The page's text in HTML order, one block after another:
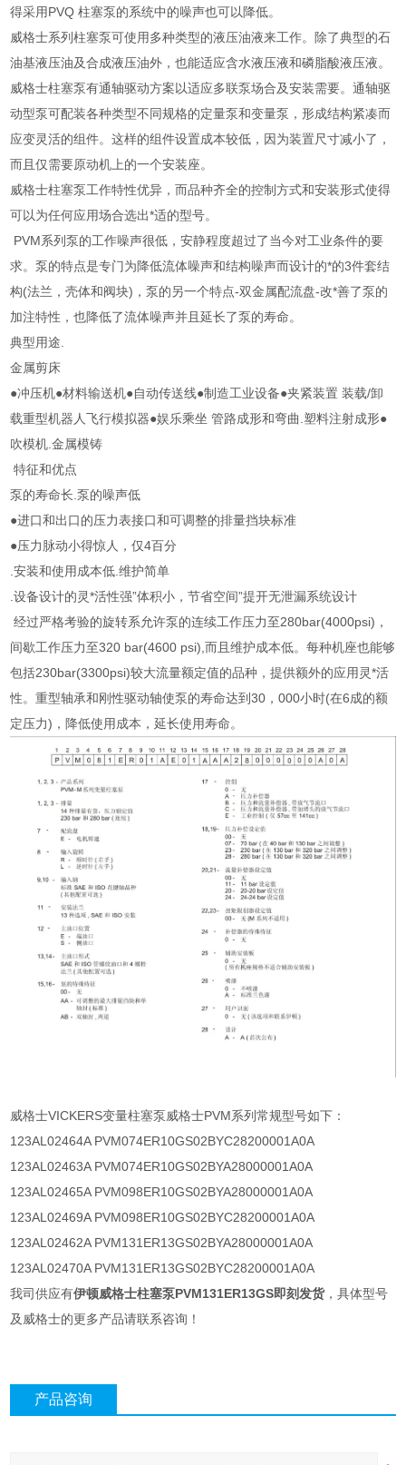
得采用PVQ 柱塞泵的系统中的噪声也可以降低。
威格士系列柱塞泵可使用多种类型的液压油液来工作。除了典型的石
油基液压油及合成液压油外，也能适应含水液压液和磷脂酸液压液。
威格士柱塞泵有通轴驱动方案以适应多联泵场合及安装需要。通轴驱
动型泵可配装各种类型不同规格的定量泵和变量泵，形成结构紧凑而
应变灵活的组件。这样的组件设置成本较低，因为装置尺寸减小了，
而且仅需要原动机上的一个安装座。
威格士柱塞泵工作特性优异，而品种齐全的控制方式和安装形式使得
可以为任何应用场合选出*适的型号。
PVM系列泵的工作噪声很低，安静程度超过了当今对工业条件的要
求。泵的特点是专门为降低流体噪声和结构噪声而设计的*的3件套结
构(法兰，壳体和阀块)，泵的另一个特点-双金属配流盘-改*善了泵的
加注特性，也降低了流体噪声并且延长了泵的寿命。
典型用途.
金属剪床
●冲压机●材料输送机●自动传送线●制造工业设备●夹紧装置 装载/卸
载重型机器人飞行模拟器●娱乐乘坐 管路成形和弯曲.塑料注射成形●
吹模机.金属模铸
特征和优点
泵的寿命长.泵的噪声低
●进口和出口的压力表接口和可调整的排量挡块标准
●压力脉动小得惊人，仅4百分
.安装和使用成本低.维护简单
.设备设计的灵*活性强”体积小，节省空间”提开无泄漏系统设计
经过严格考验的旋转系允许泵的连续工作压力至280bar(4000psi)，
间歇工作压力至320 bar(4600 psi),而且维护成本低。每种机座也能够
包括230bar(3300psi)较大流量额定值的品种，提供额外的应用灵*活
性。重型轴承和刚性驱动轴使泵的寿命达到30，000小时(在6成的额
定压力)，降低使用成本，延长使用寿命。
威格士VICKERS变量柱塞泵威格士PVM系列常规型号如下：
123AL02464A PVM074ER10GS02BYC28200001A0A
123AL02463A PVM074ER10GS02BYA28000001A0A
123AL02465A PVM098ER10GS02BYA28000001A0A
123AL02469A PVM098ER10GS02BYC28200001A0A
123AL02462A PVM131ER13GS02BYA28000001A0A
123AL02470A PVM131ER13GS02BYC28200001A0A
我司供应有伊顿威格士柱塞泵PVM131ER13GS即刻发货，具体型号
及威格士的更多产品请联系咨询！
产品咨询